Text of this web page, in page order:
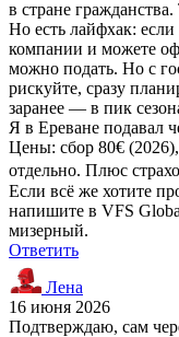
в стране
Но есть лайфхак:
компании и можете
можно подать. Но с
рискуйте, сразу
заранее — в пик
Я в Ереване подавал
Цены: сбор 80€
отдельно. Плюс
Если всё же хотите
напишите в VFS
мизерный.
Ответить
Лена
16 июня 2026
Подтверждаю, сам